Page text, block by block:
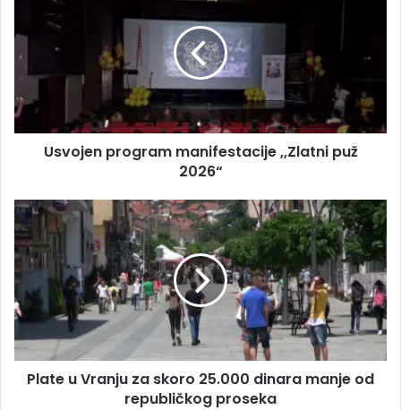
Usvojen program manifestacije ,,Zlatni puž
2026“
Plate u Vranju za skoro 25.000 dinara manje od
republičkog proseka